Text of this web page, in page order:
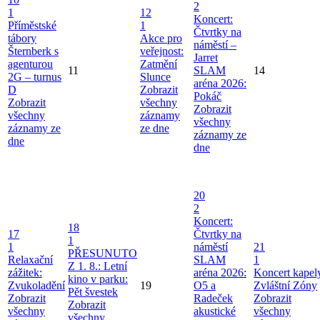
1
Příměstské
tábory
Šternberk s
agenturou
2G – turnus
D
Zobrazit
všechny
záznamy ze
dne
11
12
1
Akce pro
veřejnost:
Zatmění
Slunce
Zobrazit
všechny
záznamy
ze dne
2
Koncert:
Čtvrtky na
náměstí –
Jarret
SLAM
aréna 2026:
Pokáč
Zobrazit
všechny
záznamy ze
dne
14
17
1
Relaxační
zážitek:
Zvukoladění
Zobrazit
všechny
18
1
PŘESUNUTO
Z 1. 8.: Letní
kino v parku:
Pět švestek
Zobrazit
všechny
19
20
2
Koncert:
Čtvrtky na
náměstí
SLAM
aréna 2026:
O5 a
Radeček
akustické
21
1
Koncert
Zvláštní Zóny
Zobrazit
všechny